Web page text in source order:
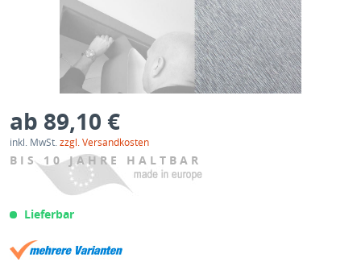
ab 89,10 €
inkl. MwSt.zzgl. Versandkosten
BIS 10 JAHRE HALTBAR
Lieferbar